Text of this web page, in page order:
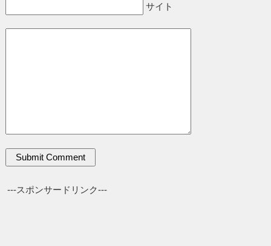
サイト
---スポンサードリンク---